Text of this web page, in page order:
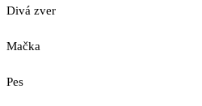
Divá zver
Mačka
Pes